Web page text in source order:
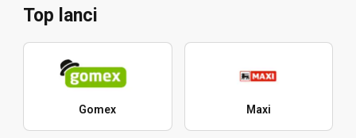
Top lanci
Gomex Maxi